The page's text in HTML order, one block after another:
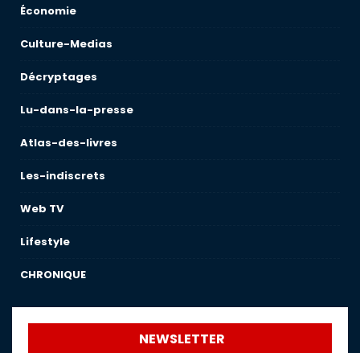
Économie
Culture-Medias
Décryptages
Lu-dans-la-presse
Atlas-des-livres
Les-indiscrets
Web TV
Lifestyle
CHRONIQUE
NEWSLETTER